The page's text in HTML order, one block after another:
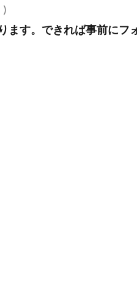
)
ます。できれば事前にフ